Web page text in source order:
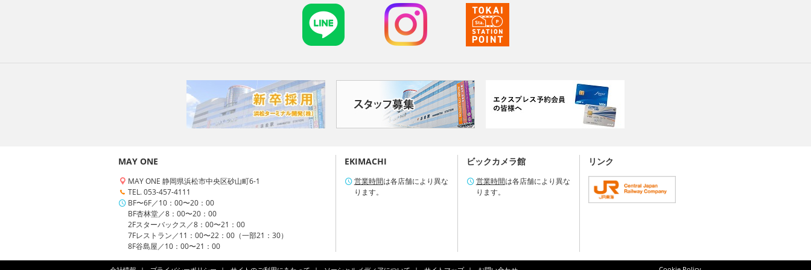
MAY ONE
MAY ONE 静岡県浜松市中央区砂山町6-1
TEL. 053-457-4111
BF〜6F／10：00〜20：00
BF杏林堂／8：00〜20：00
2Fスターバックス／8：00〜21：00
7Fレストラン／11：00〜22：00（一部21：30）
8F谷島屋／10：00〜21：00
EKIMACHI
営業時間は各店舗により異な
ります。
ビックカメラ館
営業時間は各店舗により異な
ります。
リンク